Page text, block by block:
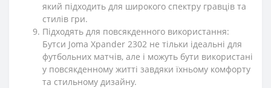
який підходить для широкого спектру гравців та
стилів гри.
Підходять для повсякденного використання:
Бутси Joma Xpander 2302 не тільки ідеальні для
футбольних матчів, але і можуть бути використані
у повсякденному житті завдяки їхньому комфорту
та стильному дизайну.